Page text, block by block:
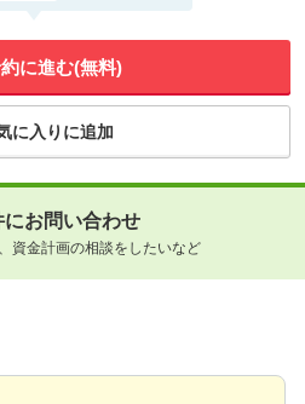
に進む(無料)
にお問い合わせ
資金計画の相談をしたいなど